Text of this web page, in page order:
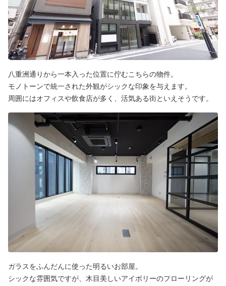
八重洲通りから一本入った位置に佇むこちらの物件。
モノトーンで統一された外観がシックな印象を与えます。
周囲にはオフィスや飲食店が多く、活気ある街といえそうです。
ガラスをふんだんに使った明るいお部屋。
シックな雰囲気ですが、木目美しいアイボリーのフローリングが